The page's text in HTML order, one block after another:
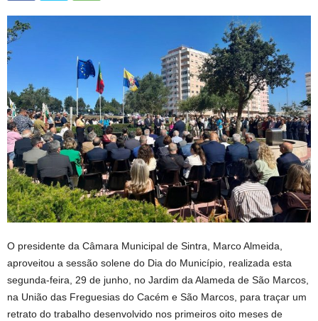
O presidente da Câmara Municipal de Sintra, Marco Almeida,
aproveitou a sessão solene do Dia do Município, realizada esta
segunda-feira, 29 de junho, no Jardim da Alameda de São Marcos,
na União das Freguesias do Cacém e São Marcos, para traçar um
retrato do trabalho desenvolvido nos primeiros oito meses de